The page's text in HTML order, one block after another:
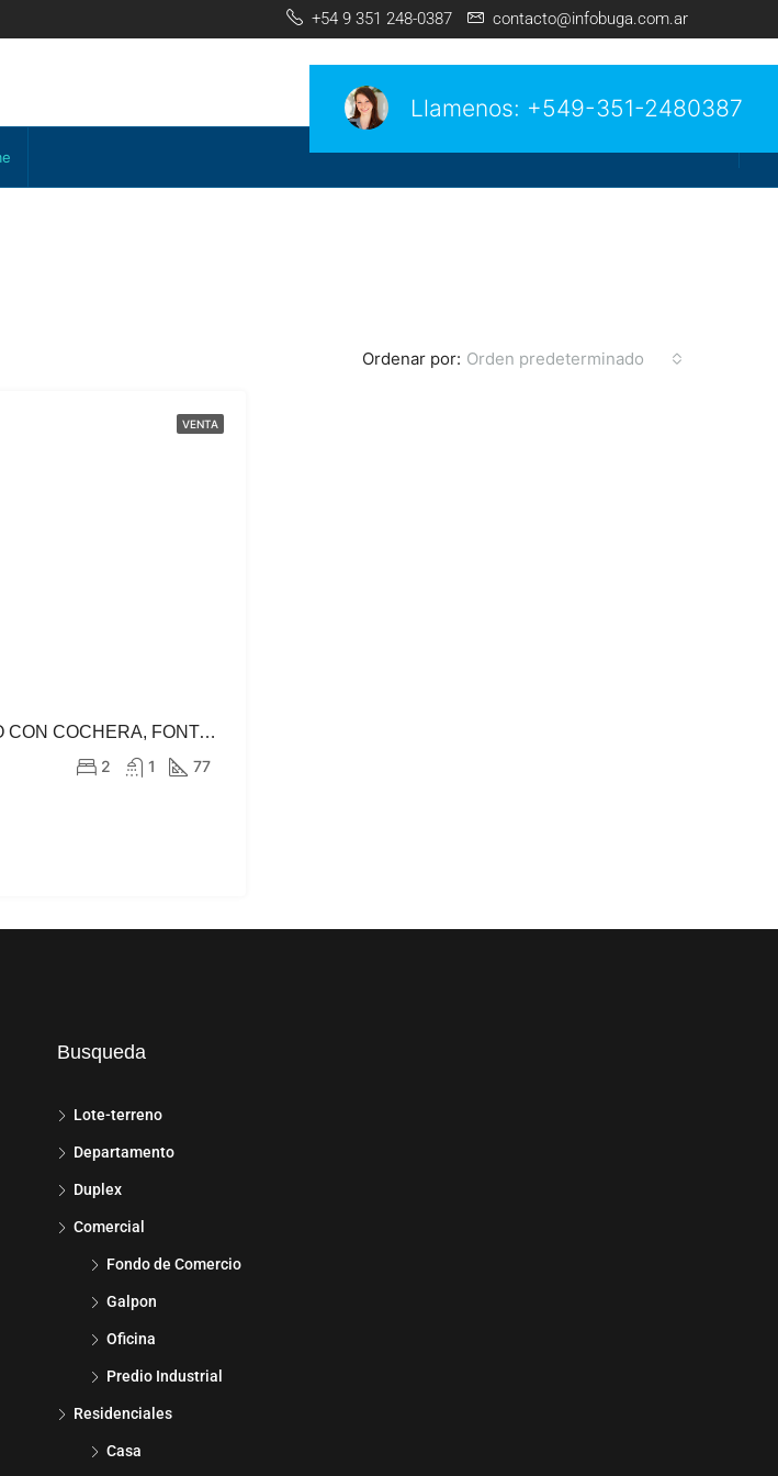
+54 9 351 248-0387 contacto@infobuga.com.ar
Llamenos: +549-351-2480387
Ordenar por: Orden predeterminado
VENTA
DEPARTAMENTO CON COCHERA, FONTANAS DEL SUR
2 1 77
Busqueda
Lote-terreno
Departamento
Duplex
Comercial
Fondo de Comercio
Galpon
Oficina
Predio Industrial
Residenciales
Casa